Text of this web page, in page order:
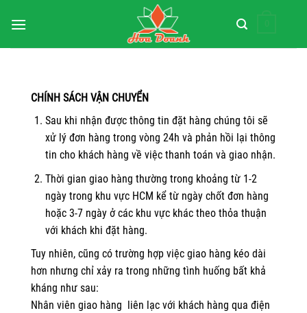
qua
CHÍNH SÁCH VẬN CHUYỂN
Sau khi nhận được thông tin đặt hàng chúng tôi sẽ
xử lý đơn hàng trong vòng 24h và phản hồi lại thông
tin cho khách hàng về việc thanh toán và giao nhận.
Thời gian giao hàng thường trong khoảng từ 1-2
ngày trong khu vực HCM kể từ ngày chốt đơn hàng
hoặc 3-7 ngày ở các khu vực khác theo thỏa thuận
với khách khi đặt hàng.
Tuy nhiên, cũng có trường hợp việc giao hàng kéo dài
hơn nhưng chỉ xảy ra trong những tình huống bất khả
kháng như sau:
Nhân viên giao hàng liên lạc với khách hàng qua điện